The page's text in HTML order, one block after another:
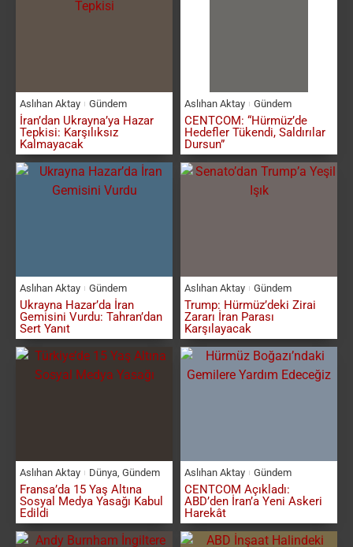
Aslıhan Aktay Gündem
İran’dan Ukrayna’ya Hazar
Tepkisi: Karşılıksız
Kalmayacak
Aslıhan Aktay Gündem
CENTCOM: “Hürmüz’de
Hedefler Tükendi, Saldırılar
Dursun”
Aslıhan Aktay Gündem
Ukrayna Hazar’da İran
Gemisini Vurdu: Tahran’dan
Sert Yanıt
Aslıhan Aktay Gündem
Trump: Hürmüz’deki Zirai
Zararı İran Parası
Karşılayacak
Aslıhan Aktay Dünya, Gündem
Fransa’da 15 Yaş Altına
Sosyal Medya Yasağı Kabul
Edildi
Aslıhan Aktay Gündem
CENTCOM Açıkladı:
ABD’den İran’a Yeni Askeri
Harekât